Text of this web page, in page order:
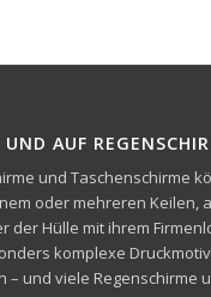
AUF
und Taschenschirme
oder mehreren Keilen,
der Hülle mit ihrem
komplexe
– und viele Regenschirme